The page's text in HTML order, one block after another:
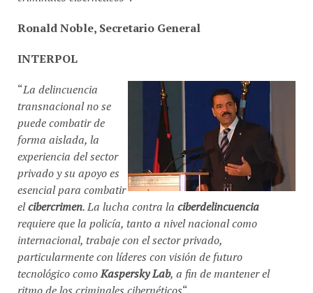
Ronald Noble, Secretario General
INTERPOL
“La delincuencia
transnacional no se
puede combatir de
forma aislada, la
experiencia del sector
privado y su apoyo es
esencial para combatir
el cibercrimen . La lucha contra la
ciberdelincuencia
requiere que la policía, tanto a nivel nacional como
internacional, trabaje con el sector privado,
particularmente con líderes con visión de futuro
tecnológico como Kaspersky Lab , a fin de mantener el
ritmo de los criminales cibernéticos “.